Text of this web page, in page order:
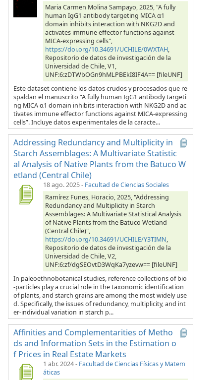
Maria Carmen Molina Sampayo, 2025, "A fully
human IgG1 antibody targeting MICA α1
domain inhibits interaction with NKG2D and
activates immune effector functions against
MICA-expressing cells",
https://doi.org/10.34691/UCHILE/0WXTAH,
Repositorio de datos de investigación de la
Universidad de Chile, V1,
UNF:6:zDTWbOGn9hMLPBEkI8IF4A== [fileUNF]
Este dataset contiene los datos crudos y procesados que re
spaldan el manuscrito “A fully human IgG1 antibody targeti
ng MICA α1 domain inhibits interaction with NKG2D and ac
tivates immune effector functions against MICA-expressing
cells”. Incluye datos experimentales de la caracte...
Addressing Redundancy and Multiplicity in
Starch Assemblages: A Multivariate Statistic
al Analysis of Native Plants from the Batuco W
etland (Central Chile)
18 ago. 2025- Facultad de Ciencias Sociales
Ramírez Funes, Horacio, 2025, "Addressing
Redundancy and Multiplicity in Starch
Assemblages: A Multivariate Statistical Analysis
of Native Plants from the Batuco Wetland
(Central Chile)",
https://doi.org/10.34691/UCHILE/Y3TIMN,
Repositorio de datos de investigación de la
Universidad de Chile, V2,
UNF:6:zf/dgSEOvtD3WqKa7yzevw== [fileUNF]
In paleoethnobotanical studies, reference collections of bio
-particles play a crucial role in the taxonomic identification
of plants, and starch grains are among the most widely use
d. Specifically, the issues of redundancy, multiplicity, and int
er-individual variation in starch p...
Affinities and Complementarities of Metho
ds and Information Sets in the Estimation o
f Prices in Real Estate Markets
1 abr. 2024- Facultad de Ciencias Físicas y Matem
áticas